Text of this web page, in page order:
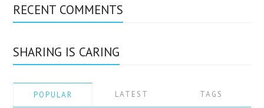
RECENT COMMENTS
SHARING IS CARING
POPULAR LATEST TAGS